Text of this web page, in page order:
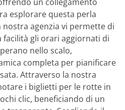
esplorare questa perla
nostra agenzia vi permette di
gli orari aggiornati di
nello scalo,
completa per pianificare
Attraverso la nostra
i biglietti per le rotte in
clic, beneficiando di un